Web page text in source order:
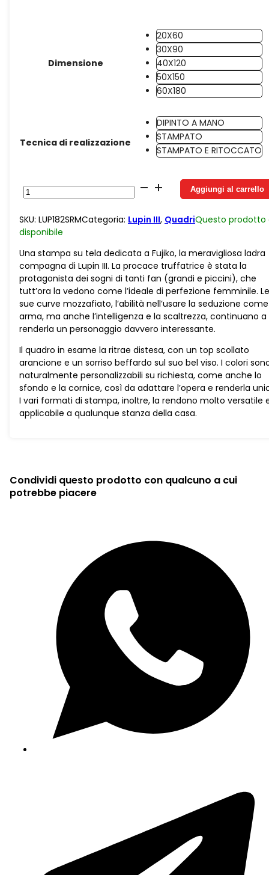
Dimensione
20X60
30X90
40X120
50X150
60X180
Tecnica di realizzazione
DIPINTO A MANO
STAMPATO
STAMPATO E RITOCCATO
Tela
Color
Fujiko
quantità
Aggiungi al carrello
SKU: LUP182SRMCategoria: Lupin III, QuadriQuesto prodotto
disponibile
Una stampa su tela dedicata a Fujiko, la meravigliosa ladra
compagna di Lupin III. La procace truffatrice è stata la
protagonista dei sogni di tanti fan (grandi e piccini), che
tutt’ora la vedono come l’ideale di perfezione femminile. Le
sue curve mozzafiato, l’abilità nell’usare la seduzione come
arma, ma anche l’intelligenza e la scaltrezza, continuano a
renderla un personaggio davvero interessante.
Il quadro in esame la ritrae distesa, con un top scollato
arancione e un sorriso beffardo sul suo bel viso. I colori
naturalmente personalizzabili su richiesta, come anche lo
sfondo e la cornice, così da adattare l’opera e renderla
I vari formati di stampa, inoltre, la rendono molto versatile
applicabile a qualunque stanza della casa.
Condividi questo prodotto con qualcuno a cui
potrebbe piacere